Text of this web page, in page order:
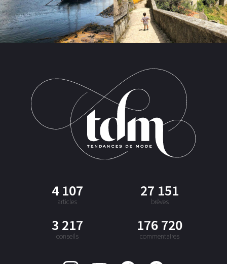
4 107
articles
27 151
brèves
3 217
conseils
176 720
commentaires